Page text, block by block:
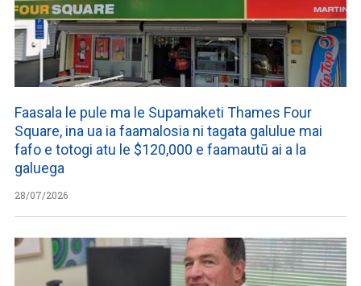
Faasala le pule ma le Supamaketi Thames Four
Square, ina ua ia faamalosia ni tagata galulue mai
fafo e totogi atu le $120,000 e faamautū ai a la
galuega
28/07/2026